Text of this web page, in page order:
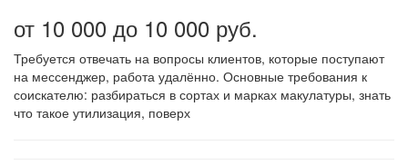
от 10 000 до 10 000 руб.
Требуется отвечать на вопросы клиентов, которые поступают
на мессенджер, работа удалённо. Основные требования к
соискателю: разбираться в сортах и марках макулатуры, знать
что такое утилизация, поверх